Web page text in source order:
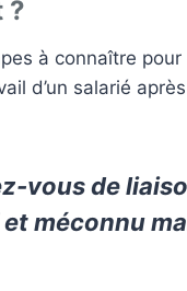
?
à connaître pour
d’un salarié
vous de
méconnu